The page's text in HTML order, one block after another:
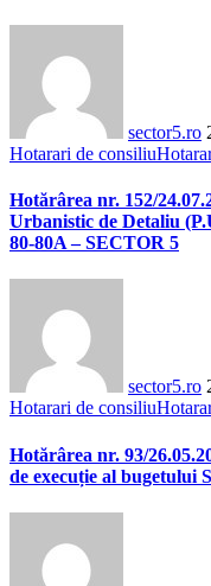
sector5.ro
Hotarari de consiliu
Hotărârea nr. 152/
Urbanistic de Detaliu
80-80A – SECTOR 5
sector5.ro
Hotarari de consiliu
Hotărârea nr. 93/
de execuție al bugetului